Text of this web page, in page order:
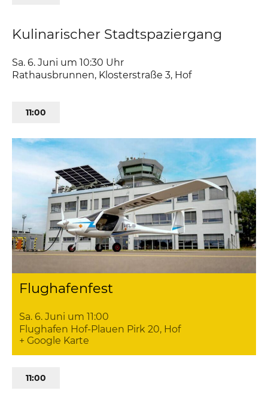
Kulinarischer Stadtspaziergang
Sa. 6. Juni um 10:30 Uhr
Rathausbrunnen, Klosterstraße 3 Hof
11:00
Flughafenfest
Sa. 6. Juni um 11:00
Flughafen Hof-Plauen Pirk 20 Hof
+ Google Karte
11:00